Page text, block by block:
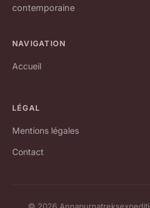
contemporaine
NAVIGATION
Accueil
LÉGAL
Mentions légales
Contact